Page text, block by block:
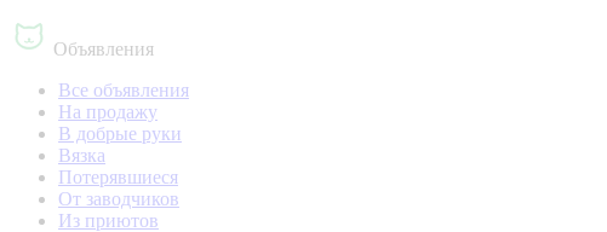
Объявления
Все объявления
На продажу
В добрые руки
Вязка
Потерявшиеся
От заводчиков
Из приютов